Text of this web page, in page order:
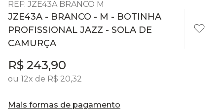
REF: JZE43A BRANCO M
JZE43A - BRANCO - M - BOTINHA
PROFISSIONAL JAZZ - SOLA DE
CAMURÇA
R$ 243,90
ou 12x de R$ 20,32
Mais formas de pagamento